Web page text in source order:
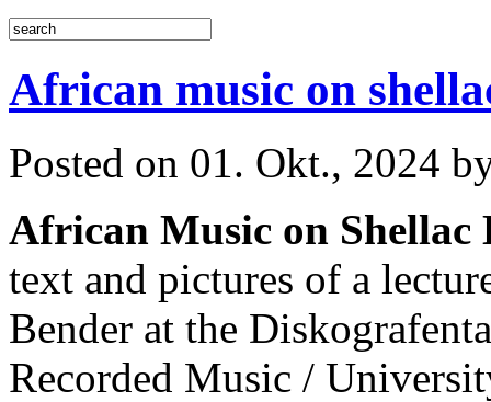
African music on
Posted on 01. Okt., 2024
African Music on Shellac
text and pictures of a
Bender at the
Recorded Music /